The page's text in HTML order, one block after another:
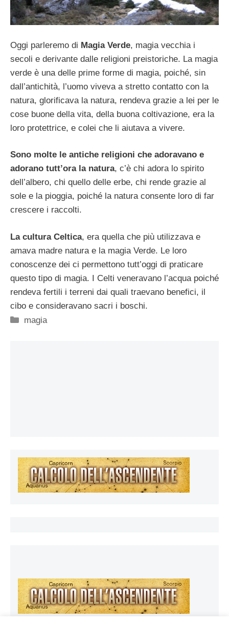
Oggi parleremo di Magia Verde, magia vecchia i
secoli e derivante dalle religioni preistoriche. La magia
verde è una delle prime forme di magia, poiché, sin
dall’antichità, l’uomo viveva a stretto contatto con la
natura, glorificava la natura, rendeva grazie a lei per le
cose buone della vita, della buona coltivazione, era la
loro protettrice, e colei che li aiutava a vivere.
Sono molte le antiche religioni che adoravano e
adorano tutt’ora la natura, c’è chi adora lo spirito
dell’albero, chi quello delle erbe, chi rende grazie al
sole e la pioggia, poiché la natura consente loro di far
crescere i raccolti.
La cultura Celtica, era quella che più utilizzava e
amava madre natura e la magia Verde. Le loro
conoscenze dei ci permettono tutt’oggi di praticare
questo tipo di magia. I Celti veneravano l’acqua poiché
rendeva fertili i terreni dai quali traevano benefici, il
cibo e consideravano sacri i boschi.
Categorie
magia